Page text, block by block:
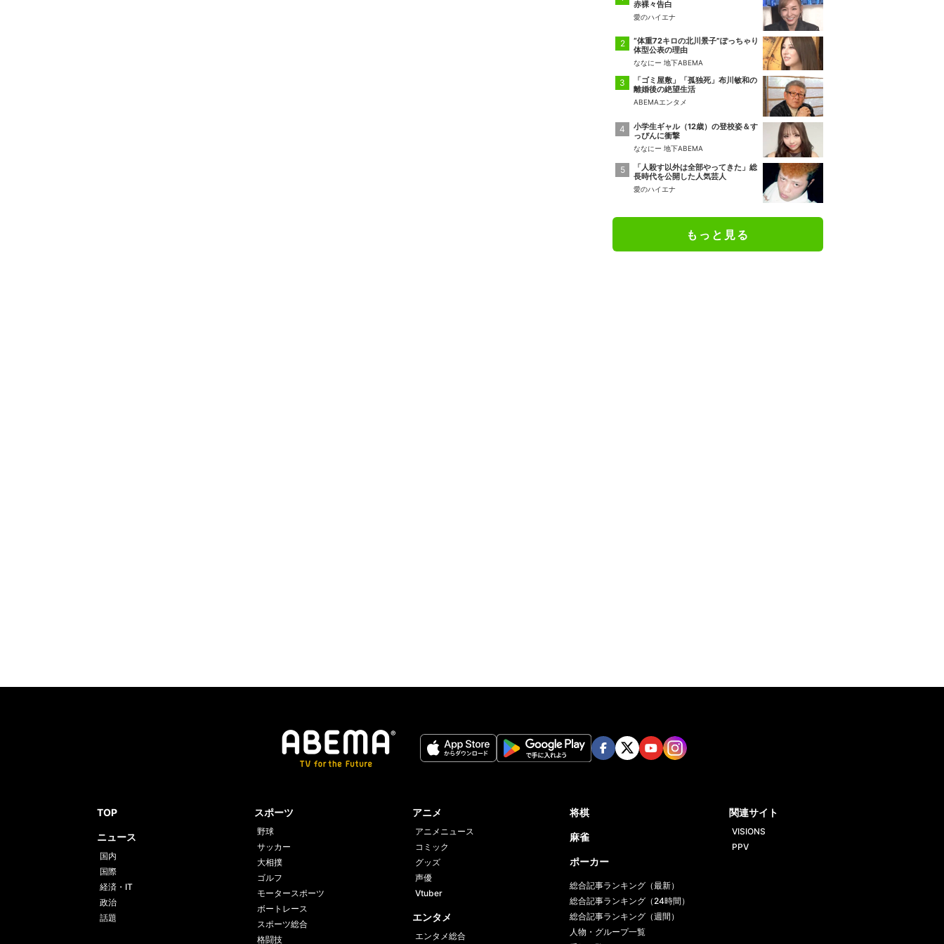
赤裸々告白
愛のハイエナ
“体重72キロの北川景子”ぽっちゃり
体型公表の理由
ななにー 地下ABEMA
「ゴミ屋敷」「孤独死」布川敏和の
離婚後の絶望生活
ABEMAエンタメ
小学生ギャル（12歳）の登校姿＆す
っぴんに衝撃
ななにー 地下ABEMA
「人殺す以外は全部やってきた」総
長時代を公開した人気芸人
愛のハイエナ
もっと見る
TOP
ニュース
国内
国際
経済・IT
政治
話題
スポーツ
野球
サッカー
大相撲
ゴルフ
モータースポーツ
ボートレース
スポーツ総合
格闘技
アニメ
アニメニュース
コミック
グッズ
声優
Vtuber
エンタメ
エンタメ総合
将棋
麻雀
ポーカー
総合記事ランキング（最新）
総合記事ランキング（24時間）
総合記事ランキング（週間）
人物・グループ一覧
関連サイト
VISIONS
PPV